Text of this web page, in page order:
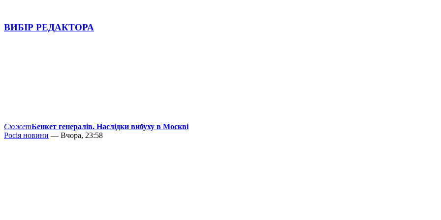
ВИБІР РЕДАКТОРА
СюжетБенкет генералів. Наслідки вибуху в Москві
Росія новини — Вчора, 23:58